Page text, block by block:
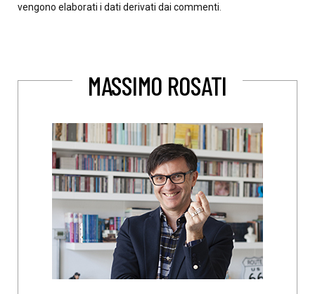
vengono elaborati i dati derivati dai commenti
MASSIMO ROSATI